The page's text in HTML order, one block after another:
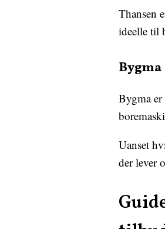
Thansen
ideelle til
Bygma
Bygma
Uanset
der lever